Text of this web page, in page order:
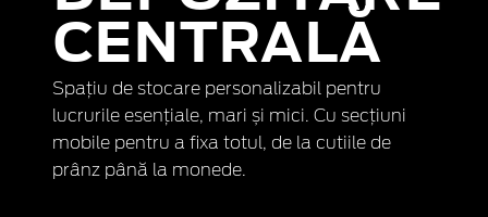
CENTRALĂ
Spațiu de stocare personalizabil pentru
lucrurile esențiale, mari și mici. Cu secțiuni
mobile pentru a fixa totul, de la cutiile de
prânz până la monede.